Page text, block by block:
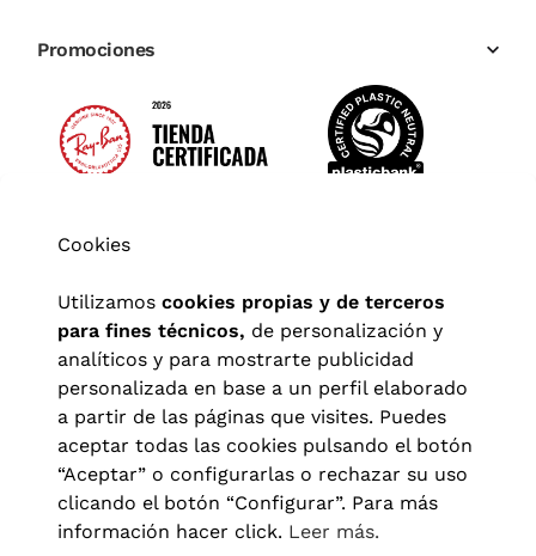
Promociones
Aviso legal| Política de privacidad Términos y condiciones
Política de cookies|Configuración de cookies
Cookies
Utilizamos cookies propias y de terceros
para fines técnicos, de personalización y
analíticos y para mostrarte publicidad
personalizada en base a un perfil elaborado
a partir de las páginas que visites. Puedes
aceptar todas las cookies pulsando el botón
“Aceptar” o configurarlas o rechazar su uso
clicando el botón “Configurar”. Para más
información hacer click. Leer más.